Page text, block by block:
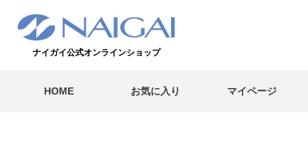
ナイガイ公式オンラインショップ
HOME お気に入り マイページ